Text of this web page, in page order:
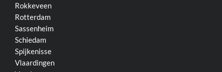
Rokkeveen
Rotterdam
Sassenheim
Schiedam
Spijkenisse
Vlaardingen